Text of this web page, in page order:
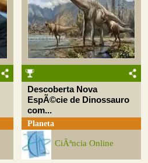
Descoberta Nova
EspÃ©cie de Dinossauro
com...
Planeta
CiÃªncia Online